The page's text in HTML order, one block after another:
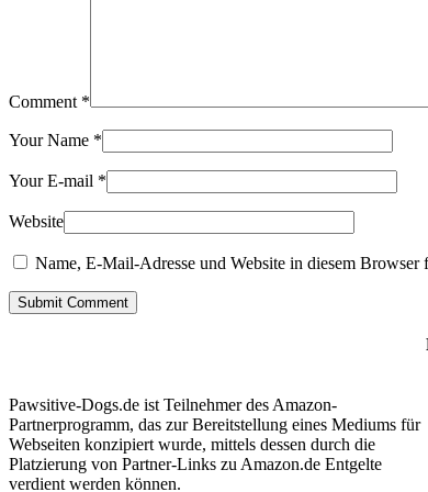
Comment *
Your Name *
Your E-mail *
Website
Name, E-Mail-Adresse und Website in diesem Browser
Submit Comment
Pawsitive-Dogs.de ist Teilnehmer des Amazon-
Partnerprogramm, das zur Bereitstellung eines Mediums für
Webseiten konzipiert wurde, mittels dessen durch die
Platzierung von Partner-Links zu Amazon.de Entgelte
verdient werden können.